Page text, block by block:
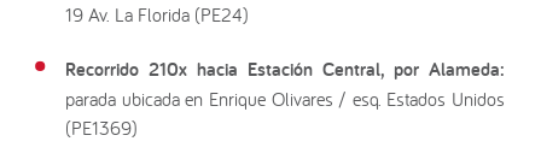
19 Av. La Florida (PE24)
Recorrido 210x hacia Estación Central, por Alameda:
parada ubicada en Enrique Olivares / esq. Estados Unidos
(PE1369)